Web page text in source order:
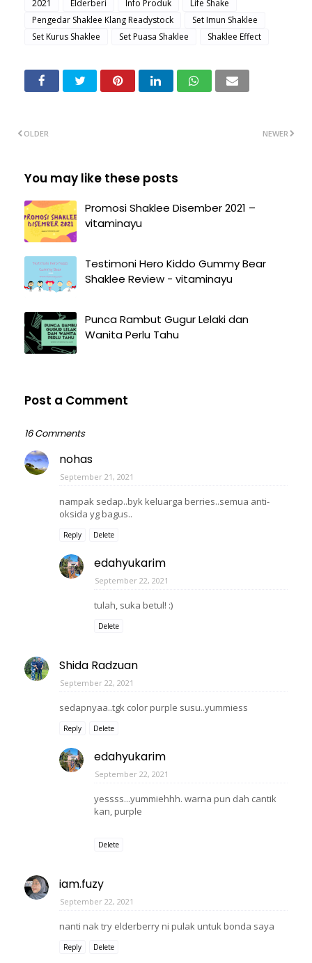
2021 Elderberi Info Produk
Life Shake
Pengedar Shaklee Klang Readystock
Set Imun Shaklee
Set Kurus Shaklee
Set Puasa Shaklee Shaklee Effect
NEWER
OLDER
You may like these posts
Promosi Shaklee Disember 2021 –
vitaminayu
Testimoni Hero Kiddo Gummy Bear
Shaklee Review - vitaminayu
Punca Rambut Gugur Lelaki dan
Wanita Perlu Tahu
Post a Comment
16 Comments
nohas
September 21, 2021
nampak sedap..byk keluarga berries..semua anti-
oksida yg bagus..
Reply Delete
edahyukarim
September 22, 2021
tulah, suka betul! :)
Delete
Shida Radzuan
September 22, 2021
sedapnyaa..tgk color purple susu..yummiess
Reply Delete
edahyukarim
September 22, 2021
yessss...yummiehhh. warna pun dah cantik
kan, purple
Delete
iam.fuzy
September 22, 2021
nanti nak try elderberry ni pulak untuk bonda saya
Reply Delete